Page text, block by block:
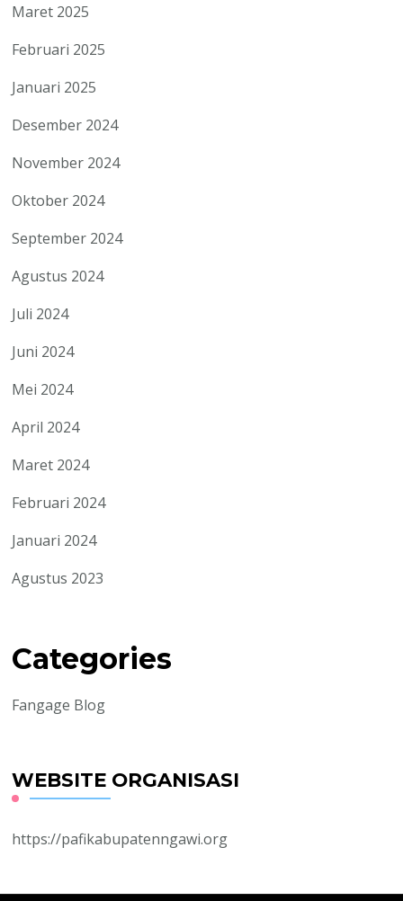
Maret 2025
Februari 2025
Januari 2025
Desember 2024
November 2024
Oktober 2024
September 2024
Agustus 2024
Juli 2024
Juni 2024
Mei 2024
April 2024
Maret 2024
Februari 2024
Januari 2024
Agustus 2023
Categories
Fangage Blog
WEBSITE ORGANISASI
https://pafikabupatenngawi.org